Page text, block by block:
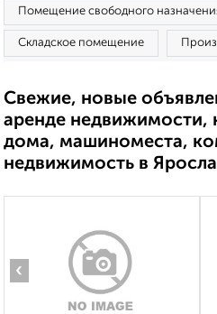
Помещение свободного
Складское помещение
Свежие, новые
аренде недвижимости,
дома, машиноместа,
недвижимость в
‹